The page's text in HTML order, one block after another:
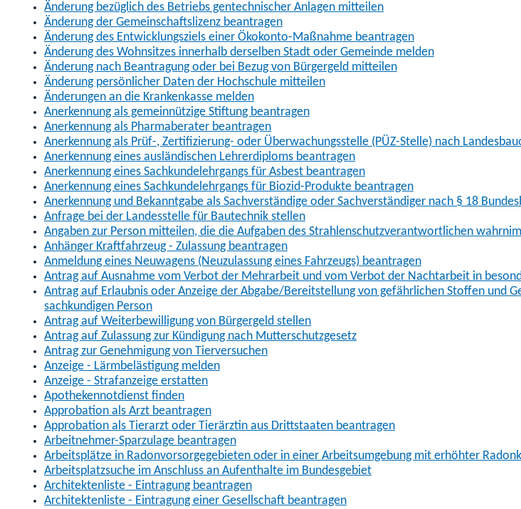
Änderung bezüglich des Betriebs gentechnischer Anlagen mitteilen
Änderung der Gemeinschaftslizenz beantragen
Änderung des Entwicklungsziels einer Ökokonto-Maßnahme beantragen
Änderung des Wohnsitzes innerhalb derselben Stadt oder Gemeinde melden
Änderung nach Beantragung oder bei Bezug von Bürgergeld mitteilen
Änderung persönlicher Daten der Hochschule mitteilen
Änderungen an die Krankenkasse melden
Anerkennung als gemeinnützige Stiftung beantragen
Anerkennung als Pharmaberater beantragen
Anerkennung als Prüf-, Zertifizierung- oder Überwachungsstelle (PÜZ-Stelle) nach
Anerkennung eines ausländischen Lehrerdiploms beantragen
Anerkennung eines Sachkundelehrgangs für Asbest beantragen
Anerkennung eines Sachkundelehrgangs für Biozid-Produkte beantragen
Anerkennung und Bekanntgabe als Sachverständige oder Sachverständiger nach § 18
Anfrage bei der Landesstelle für Bautechnik stellen
Angaben zur Person mitteilen, die die Aufgaben des Strahlenschutzverantwortlichen
Anhänger Kraftfahrzeug - Zulassung beantragen
Anmeldung eines Neuwagens (Neuzulassung eines Fahrzeugs) beantragen
Antrag auf Ausnahme vom Verbot der Mehrarbeit und vom Verbot der Nachtarbeit in
Antrag auf Erlaubnis oder Anzeige der Abgabe/Bereitstellung von gefährlichen Stoffen und
sachkundigen Person
Antrag auf Weiterbewilligung von Bürgergeld stellen
Antrag auf Zulassung zur Kündigung nach Mutterschutzgesetz
Antrag zur Genehmigung von Tierversuchen
Anzeige - Lärmbelästigung melden
Anzeige - Strafanzeige erstatten
Apothekennotdienst finden
Approbation als Arzt beantragen
Approbation als Tierarzt oder Tierärztin aus Drittstaaten beantragen
Arbeitnehmer-Sparzulage beantragen
Arbeitsplätze in Radonvorsorgegebieten oder in einer Arbeitsumgebung mit erhöhter
Arbeitsplatzsuche im Anschluss an Aufenthalte im Bundesgebiet
Architektenliste - Eintragung beantragen
Architektenliste - Eintragung einer Gesellschaft beantragen